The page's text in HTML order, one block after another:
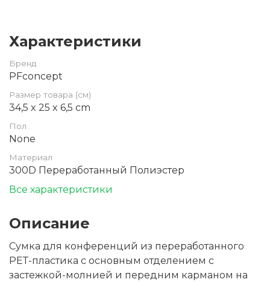
Характеристики
Бренд
PFconcept
Размер товара (см)
34,5 x 25 x 6,5 cm
Пол
None
Материал
300D Переработанный Полиэстер
Все характеристики
Описание
Сумка для конференций из переработанного
РЕТ-пластика с основным отделением с
застежкой-молнией и передним карманом на